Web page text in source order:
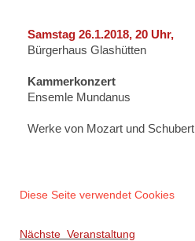
Samstag 26.1.2018, 20 Uhr,
Bürgerhaus Glashütten
Kammerkonzert
Ensemle Mundanus
Werke von Mozart und Schubert
Diese Seite verwendet Cookies
Nächste Veranstaltung